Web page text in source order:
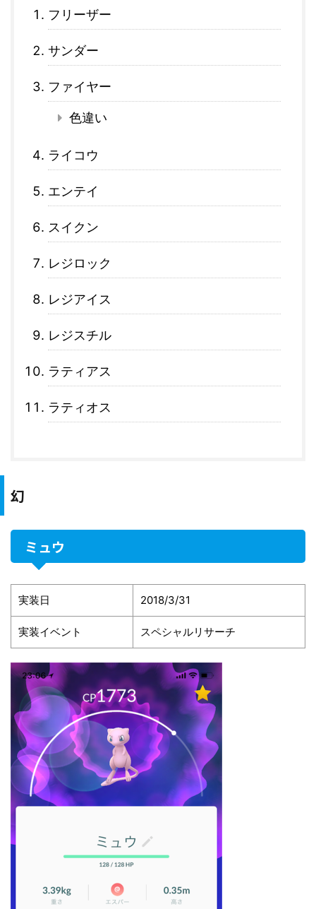
フリーザー
サンダー
ファイヤー
色違い
ライコウ
エンテイ
スイクン
レジロック
レジアイス
レジスチル
ラティアス
ラティオス
幻
ミュウ
実装日 2018/3/31
実装イベント スペシャルリサーチ